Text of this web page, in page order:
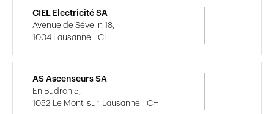
CIEL Electricité SA
Avenue de Sévelin 18,
1004 Lausanne - CH
AS Ascenseurs SA
En Budron 5,
1052 Le Mont-sur-Lausanne - CH